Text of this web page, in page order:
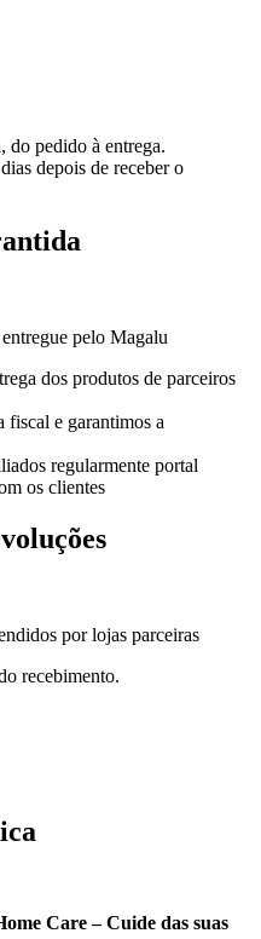
do pedido à entrega.
depois de receber o
pelo Magalu
dos produtos de parceiros
fiscal e garantimos a
regularmente portal
os clientes
por lojas parceiras
recebimento.
Care – Cuide das suas